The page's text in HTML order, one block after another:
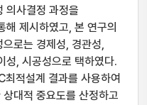
의사결정 과정을
제시하였고, 본 연구의
로는 경제성, 경관성,
성, 시공성으로 택하였다.
적설계 결과를 사용하여
대적 중요도를 산정하고